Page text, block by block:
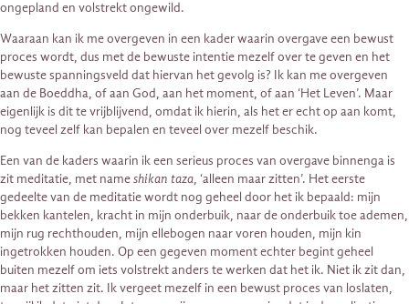
ongepland en volstrekt ongewild.
Waaraan kan ik me overgeven in een kader waarin overgave een bewust
proces wordt, dus met de bewuste intentie mezelf over te geven en het
bewuste spanningsveld dat hiervan het gevolg is? Ik kan me overgeven
aan de Boeddha, of aan God, aan het moment, of aan ‘Het Leven’. Maar
eigenlijk is dit te vrijblijvend, omdat ik hierin, als het er echt op aan komt,
nog teveel zelf kan bepalen en teveel over mezelf beschik.
Een van de kaders waarin ik een serieus proces van overgave binnenga is
zit meditatie, met nameshikan taza, ‘alleen maar zitten’. Het eerste
gedeelte van de meditatie wordt nog geheel door het ik bepaald: mijn
bekken kantelen, kracht in mijn onderbuik, naar de onderbuik toe ademen,
mijn rug rechthouden, mijn ellebogen naar voren houden, mijn kin
ingetrokken houden. Op een gegeven moment echter begint geheel
buiten mezelf om iets volstrekt anders te werken dat het ik. Niet ik zit dan,
maar het zitten zit. Ik vergeet mezelf in een bewust proces van loslaten,